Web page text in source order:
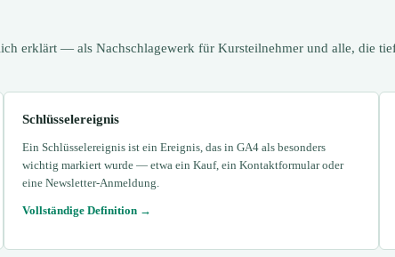
erklärt — als Nachschlagewerk für Kursteilnehmer und alle, die
Schlüsselereignis
Ein Schlüsselereignis ist ein Ereignis, das in GA4 als besonders
wichtig markiert wurde — etwa ein Kauf, ein Kontaktformular oder
eine Newsletter-Anmeldung.
Vollständige Definition →